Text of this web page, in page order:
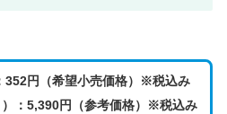
352円（希望小売価格）※税込み
：5,390円（参考価格）
※税込み